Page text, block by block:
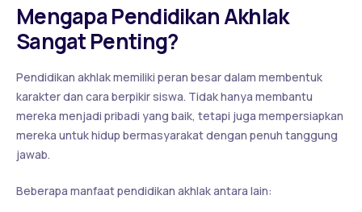
Mengapa Pendidikan Akhlak
Sangat Penting?
Pendidikan akhlak memiliki peran besar dalam membentuk
karakter dan cara berpikir siswa. Tidak hanya membantu
mereka menjadi pribadi yang baik, tetapi juga mempersiapkan
mereka untuk hidup bermasyarakat dengan penuh tanggung
jawab.
Beberapa manfaat pendidikan akhlak antara lain: